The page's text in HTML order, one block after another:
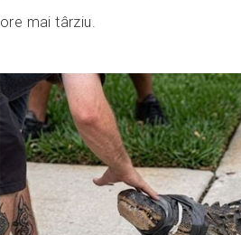
ore mai târziu.